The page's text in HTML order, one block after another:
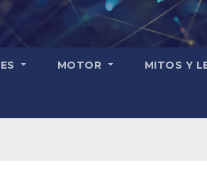
MOTOR MITOS Y